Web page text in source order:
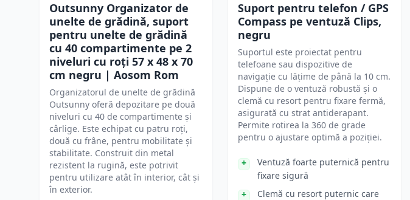
Outsunny Organizator de
unelte de grădină, suport
pentru unelte de grădină
cu 40 compartimente pe 2
niveluri cu roți 57 x 48 x 70
cm negru | Aosom Rom
Organizatorul de unelte de grădină
Outsunny oferă depozitare pe două
niveluri cu 40 de compartimente și
cârlige. Este echipat cu patru roți,
două cu frâne, pentru mobilitate și
stabilitate. Construit din metal
rezistent la rugină, este potrivit
pentru utilizare atât în interior, cât și
în exterior.
Suport pentru telefon / GPS
Compass pe ventuză Clips,
negru
Suportul este proiectat pentru
telefoane sau dispozitive de
navigație cu lățime de până la 10 cm.
Dispune de o ventuză robustă și o
clemă cu resort pentru fixare fermă,
asigurată cu strat antiderapant.
Permite rotirea la 360 de grade
pentru o ajustare optimă a poziției.
Ventuză foarte puternică pentru
fixare sigură
Clemă cu resort puternic care